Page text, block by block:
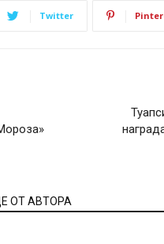
Twitter
ОТ АВТОРА